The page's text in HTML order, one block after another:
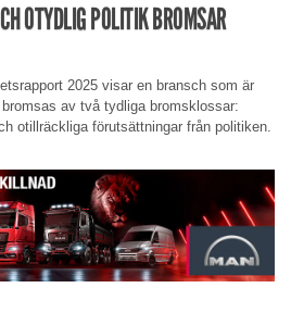
OTYDLIG POLITIK BROMSAR
2025 visar en bransch som är
av två tydliga bromsklossar:
otillräckliga förutsättningar från politiken.